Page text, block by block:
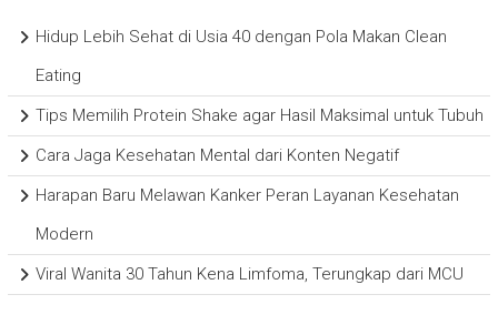
Hidup Lebih Sehat di Usia 40 dengan Pola Makan Clean
Eating
Tips Memilih Protein Shake agar Hasil Maksimal untuk Tubuh
Cara Jaga Kesehatan Mental dari Konten Negatif
Harapan Baru Melawan Kanker Peran Layanan Kesehatan
Modern
Viral Wanita 30 Tahun Kena Limfoma, Terungkap dari MCU